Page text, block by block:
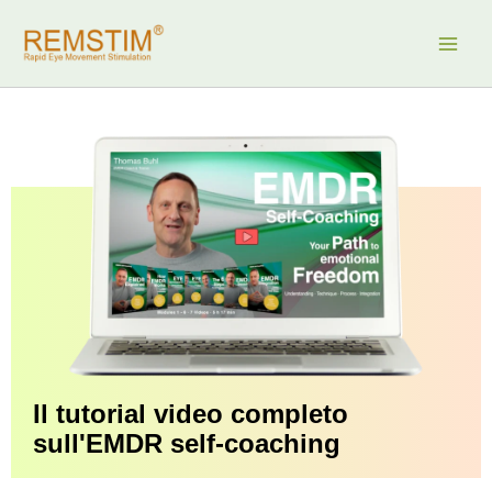
contenuto
Il tutorial video completo
sull'EMDR self-coaching